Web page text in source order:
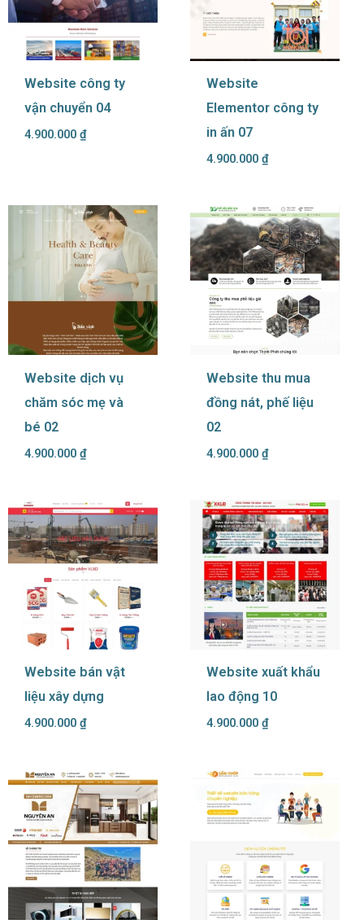
Website công ty
vận chuyển 04
4.900.000 ₫
Website
Elementor công ty
in ấn 07
4.900.000 ₫
Website dịch vụ
chăm sóc mẹ và
bé 02
4.900.000 ₫
Website thu mua
đồng nát, phế liệu
02
4.900.000 ₫
Website bán vật
liệu xây dựng
4.900.000 ₫
Website xuất khẩu
lao động 10
4.900.000 ₫